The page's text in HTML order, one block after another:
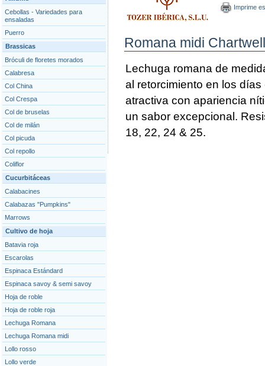
Cebollas - Variedades para
ensaladas
Puerro
Brassicas
Bróculi de floretes morados
Calabresa
Col China
Col Crespa
Col de bruselas
Col de milán
Col picuda
Col repollo
Coliflor
Cucurbitáceas
Calabacines
Calabazas "Pumpkins"
Marrows
Cultivo de hoja
Batavia roja
Escarolas
Espinaca Estándard
Espinaca savoy & semi savoy
Hoja de roble
Hoja de roble roja
Lechuga Romana
Lechuga Romana midi
Lollo rosso
Lollo verde
Imprime
Romana midi Chartwell
Lechuga romana de
al retorcimiento en los
atractiva con apariencia
un sabor excepcional.
18, 22, 24 & 25.